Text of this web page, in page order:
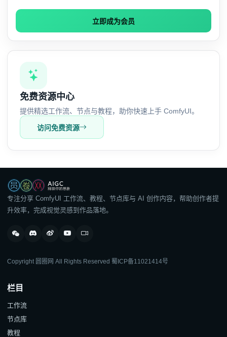
立即成为会员
免费资源中心
提供精选工作流、节点与教程，助你快速上手 ComfyUI。
访问免费资源
专注分享 ComfyUI 工作流、教程、节点库与 AI 创作内容，帮助创作者提
升效率，完成视觉灵感到作品落地。
Copyright 圆圈网 All Rights Reserved 蜀ICP备11021414号
栏目
工作流
节点库
教程